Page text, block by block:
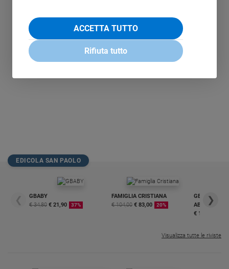
Riflessioni
Policy
siamo
LEGGI ALTRO
EDICOLA SAN PAOLO
❮
GBABY
€ 34,80 € 21,90 37%
FAMIGLIA CRISTIANA
€ 104,00 € 83,00 20%
GBABY
€ 16,99
❯
Visualizza tutte le riviste
ACCETTA TUTTO
Rifiuta tutto